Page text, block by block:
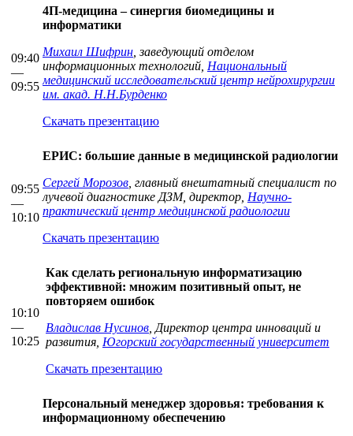
09:40
—
09:55
4П-медицина – синергия биомедицины и
информатики
Михаил Шифрин , заведующий отделом
информационных технологий, Национальный
медицинский исследовательский центр нейрохирургии
им. акад. Н.Н.Бурденко
Скачать презентацию
09:55
—
10:10
ЕРИС: большие данные в медицинской радиологии
Сергей Морозов , главный внештатный специалист по
лучевой диагностике ДЗМ, директор, Научно-
практический центр медицинской радиологии
Скачать презентацию
10:10
—
10:25
Как сделать региональную информатизацию
эффективной: множим позитивный опыт, не
повторяем ошибок
Владислав Нусинов , Директор центра инноваций и
развития, Югорский государственный университет
Скачать презентацию
Персональный менеджер здоровья: требования к
информационному обеспечению